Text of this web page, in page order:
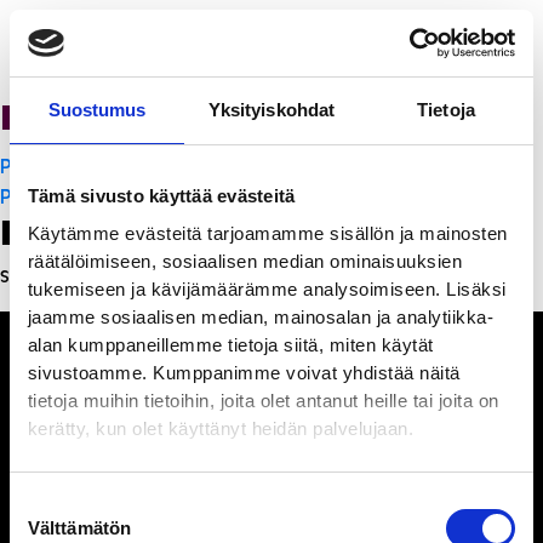
Suostumus Yksityiskohdat Tietoja
Tämä sivusto käyttää evästeitä
Käytämme evästeitä tarjoamamme sisällön ja mainosten
räätälöimiseen, sosiaalisen median ominaisuuksien
tukemiseen ja kävijämäärämme analysoimiseen. Lisäksi
jaamme sosiaalisen median, mainosalan ja analytiikka-
alan kumppaneillemme tietoja siitä, miten käytät
sivustoamme. Kumppanimme voivat yhdistää näitä
tietoja muihin tietoihin, joita olet antanut heille tai joita on
kerätty, kun olet käyttänyt heidän palvelujaan.
valinta
Välttämätön
PanchoVilla
Artikkelien
selaus
PanchoVilla
PanchoVilla
Leave a Reply
Sinun täytyy kirjautua sisään